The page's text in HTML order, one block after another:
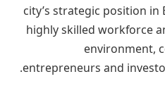
city’s strategic position
highly skilled workforce
environment,
entrepreneurs and